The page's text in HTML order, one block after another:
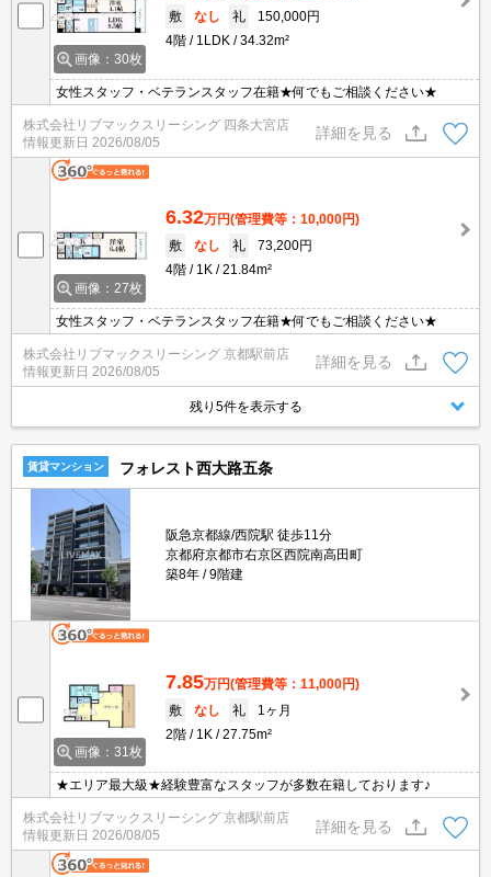
画像：30枚
敷
なし 礼
150,000円
4階
1LDK 34.32m²
女性スタッフ・ベテランスタッフ在籍★何でもご相談ください★
株式会社リブマックスリーシング 四条大宮店
情報更新日 2026/08/05
詳細を見る
画像：27枚
6.32万円(管理費等：10,000円)
敷
なし 礼
73,200円
4階
1K 21.84m²
女性スタッフ・ベテランスタッフ在籍★何でもご相談ください★
株式会社リブマックスリーシング 京都駅前店
情報更新日 2026/08/05
詳細を見る
残り5件を表示する
賃貸マンション フォレスト西大路五条
阪急京都線/西院駅 徒歩11分
京都府京都市右京区西院南高田町
築8年
9階建
画像：31枚
7.85万円(管理費等：11,000円)
敷
なし 礼
1ヶ月
2階
1K 27.75m²
★エリア最大級★経験豊富なスタッフが多数在籍しております♪
株式会社リブマックスリーシング 京都駅前店
情報更新日 2026/08/05
詳細を見る